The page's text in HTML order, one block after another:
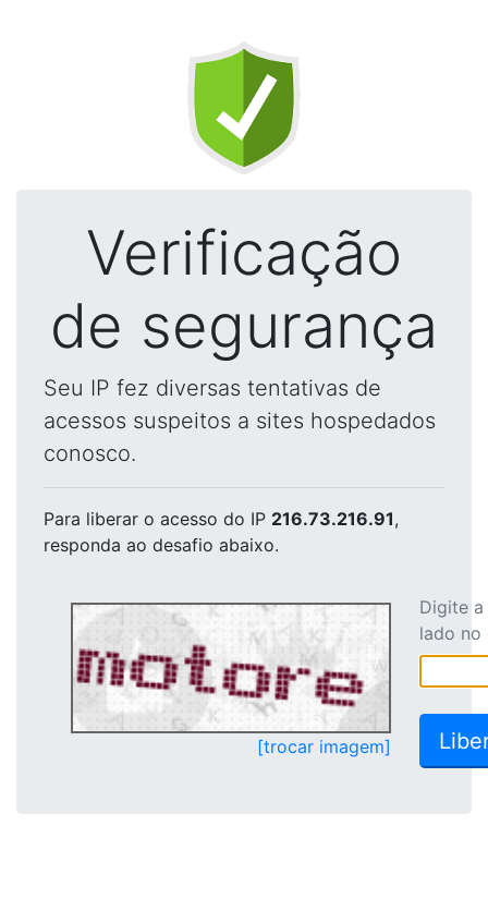
Verificação
de segurança
Seu IP fez diversas tentativas de
acessos suspeitos a sites hospedados
conosco.
Para liberar o acesso do IP 216.73.216.91,
responda ao desafio abaixo.
[trocar imagem]
Digite
lado no